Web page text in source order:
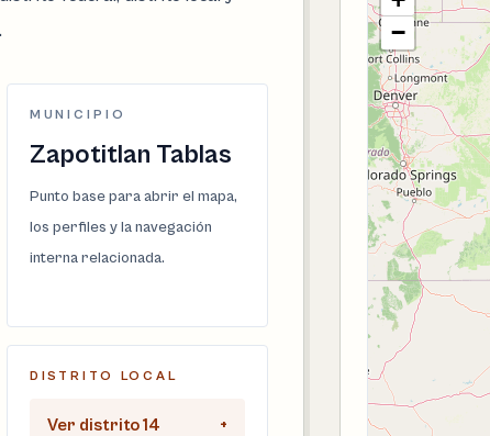
MUNICIPIO
Zapotitlan Tablas
Punto base para abrir el mapa,
los perfiles y la navegación
interna relacionada.
DISTRITO LOCAL
Ver distrito 14 +
−